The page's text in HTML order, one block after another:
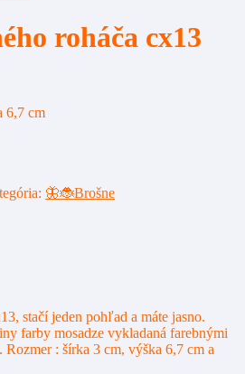
roháča cx13
6,7 cm
🦋🐞Brošne
stačí jeden pohľad a máte jasno.
farby mosadze vykladaná farebnými
: šírka 3 cm, výška 6,7 cm a